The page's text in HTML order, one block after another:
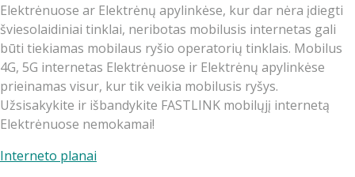
Elektrėnuose ar Elektrėnų apylinkėse, kur dar nėra įdiegti
šviesolaidiniai tinklai, neribotas mobilusis internetas gali
būti tiekiamas mobilaus ryšio operatorių tinklais. Mobilus
4G, 5G internetas Elektrėnuose ir Elektrėnų apylinkėse
prieinamas visur, kur tik veikia mobilusis ryšys.
Užsisakykite ir išbandykite FASTLINK mobilųjį internetą
Elektrėnuose nemokamai!
Interneto planai